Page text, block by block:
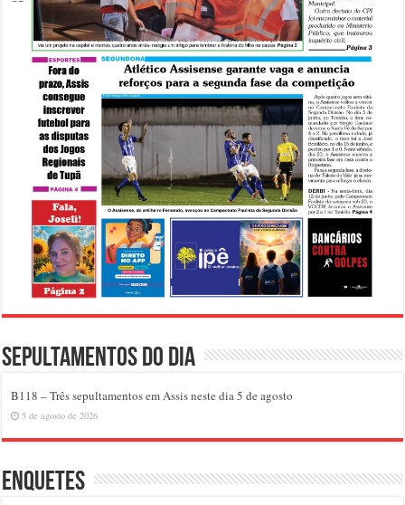
Sepultamentos do dia
B118 – Três sepultamentos em Assis neste dia 5 de agosto
5 de agosto de 2026
Enquetes